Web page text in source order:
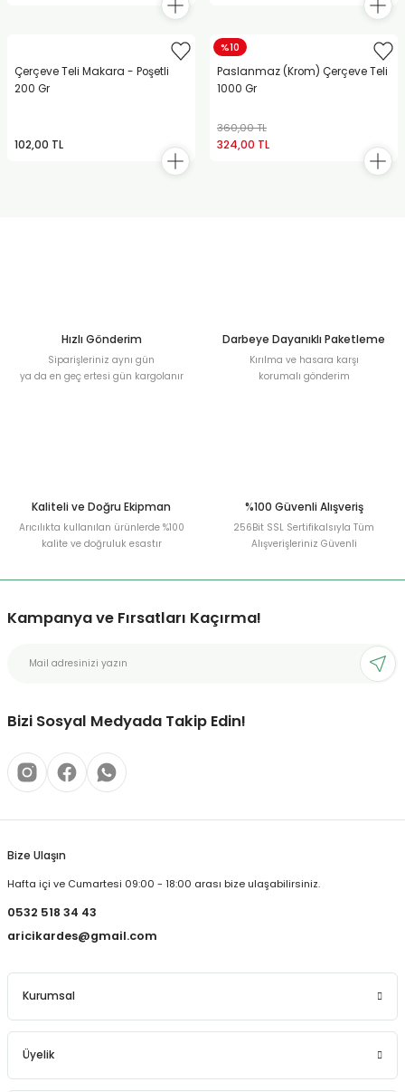
Çerçeve Teli Makara - Poşetli
200 Gr
102,00 TL
%10
Paslanmaz (Krom) Çerçeve Teli
1000 Gr
324,00 TL
360,00 TL
Hızlı Gönderim
Siparişleriniz aynı gün
ya da en geç ertesi gün kargolanır
Darbeye Dayanıklı Paketleme
Kırılma ve hasara karşı
korumalı gönderim
Kaliteli ve Doğru Ekipman
Arıcılıkta kullanılan ürünlerde %100
kalite ve doğruluk esastır
%100 Güvenli Alışveriş
256Bit SSL Sertifikalsıyla Tüm
Alışverişleriniz Güvenli
Kampanya ve Fırsatları Kaçırma!
Bizi Sosyal Medyada Takip Edin!
Bize Ulaşın
Hafta içi ve Cumartesi 09:00 - 18:00 arası bize ulaşabilirsiniz.
0532 518 34 43
aricikardes@gmail.com
Kurumsal
Üyelik